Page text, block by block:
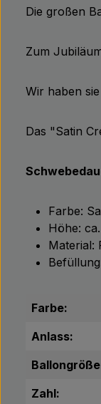
Die großen
Zum
Wir haben
Das "Satin
Farbe:
Höhe:
Material:
Farbe:
Anlass:
Zahl: